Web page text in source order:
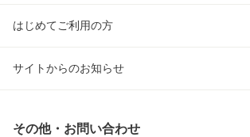
はじめてご利用の方
サイトからのお知らせ
その他・お問い合わせ